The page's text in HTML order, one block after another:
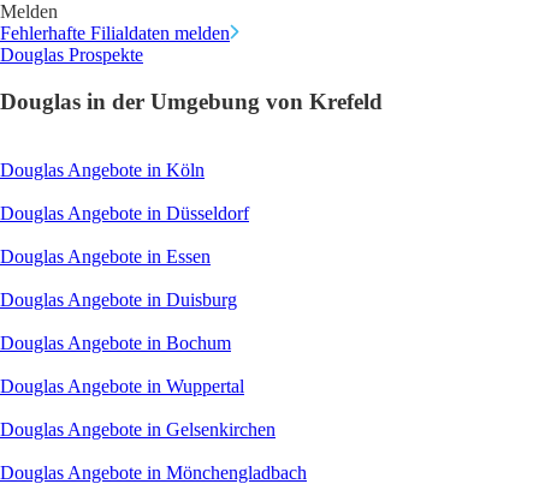
Melden
Fehlerhafte Filialdaten melden
Douglas Prospekte
Douglas in der Umgebung von Krefeld
Douglas Angebote in Köln
Douglas Angebote in Düsseldorf
Douglas Angebote in Essen
Douglas Angebote in Duisburg
Douglas Angebote in Bochum
Douglas Angebote in Wuppertal
Douglas Angebote in Gelsenkirchen
Douglas Angebote in Mönchengladbach